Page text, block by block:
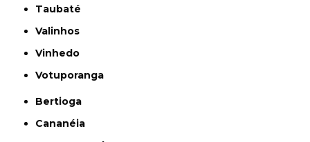
Taubaté
Valinhos
Vinhedo
Votuporanga
Bertioga
Cananéia